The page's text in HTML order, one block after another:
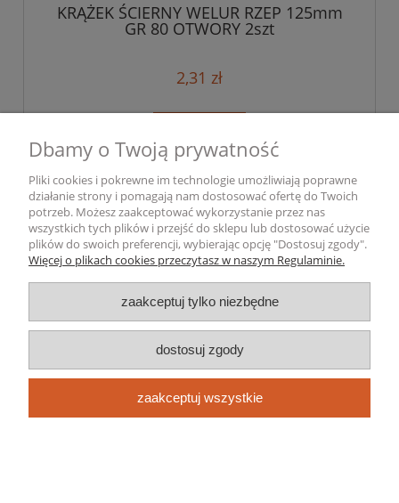
KRĄŻEK ŚCIERNY WELUR RZEP 125mm
GR 80 OTWORY 2szt
2,31 zł
Dbamy o Twoją prywatność
Pliki cookies i pokrewne im technologie umożliwiają poprawne
działanie strony i pomagają nam dostosować ofertę do Twoich
potrzeb. Możesz zaakceptować wykorzystanie przez nas
wszystkich tych plików i przejść do sklepu lub dostosować użycie
plików do swoich preferencji, wybierając opcję "Dostosuj zgody".
Więcej o plikach cookies przeczytasz w naszym Regulaminie.
zaakceptuj tylko niezbędne
dostosuj zgody
zaakceptuj wszystkie